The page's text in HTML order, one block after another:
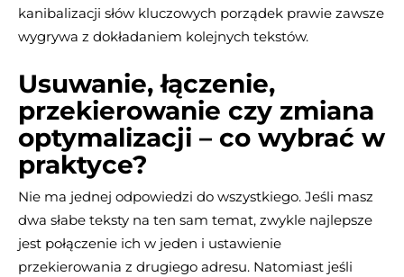
kanibalizacji słów kluczowych porządek prawie zawsze
wygrywa z dokładaniem kolejnych tekstów.
Usuwanie, łączenie,
przekierowanie czy zmiana
optymalizacji – co wybrać w
praktyce?
Nie ma jednej odpowiedzi do wszystkiego. Jeśli masz
dwa słabe teksty na ten sam temat, zwykle najlepsze
jest połączenie ich w jeden i ustawienie
przekierowania z drugiego adresu. Natomiast jeśli